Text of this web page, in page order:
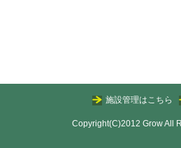
施設管理はこちら
Copyright(C)2012 Grow All